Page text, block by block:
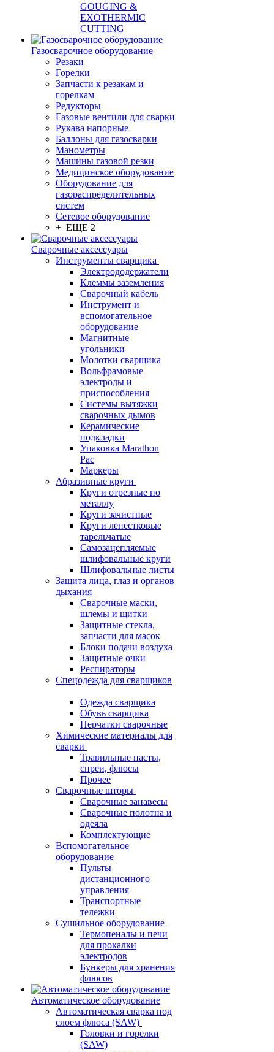
GOUGING &
EXOTHERMIC
CUTTING
Газосварочное оборудование
Резаки
Горелки
Запчасти к резакам и
горелкам
Редукторы
Газовые вентили для сварки
Рукава напорные
Баллоны для газосварки
Манометры
Машины газовой резки
Медицинское оборудование
Оборудование для
газораспределительных
систем
Сетевое оборудование
+ ЕЩЕ 2
Сварочные аксессуары
Инструменты сварщика
Электрододержатели
Клеммы заземления
Сварочный кабель
Инструмент и
вспомогательное
оборудование
Магнитные
угольники
Молотки сварщика
Вольфрамовые
электроды и
приспособления
Системы вытяжки
сварочных дымов
Керамические
подкладки
Упаковка Marathon
Pac
Маркеры
Абразивные круги
Круги отрезные по
металлу
Круги зачистные
Круги лепестковые
тарельчатые
Самозацепляемые
шлифовальные круги
Шлифовальные листы
Защита лица, глаз и органов
дыхания
Сварочные маски,
шлемы и щитки
Защитные стекла,
запчасти для масок
Блоки подачи воздуха
Защитные очки
Респираторы
Спецодежда для сварщиков
Одежда сварщика
Обувь сварщика
Перчатки сварочные
Химические материалы для
сварки
Травильные пасты,
спреи, флюсы
Прочее
Сварочные шторы
Сварочные занавесы
Сварочные полотна и
одеяла
Комплектующие
Вспомогательное
оборудование
Пульты
дистанционного
управления
Транспортные
тележки
Сушильное оборудование
Термопеналы и печи
для прокалки
электродов
Бункеры для хранения
флюсов
Автоматическое оборудование
Автоматическая сварка под
слоем флюса (SAW)
Головки и горелки
(SAW)